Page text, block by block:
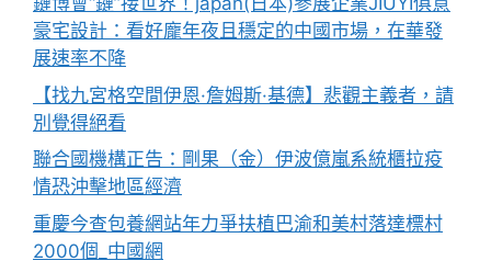
豪宅設計：看好龐年夜且穩定的中國市場，在華發
展速率不降
【找九宮格空間伊恩·詹姆斯·基德】悲觀主義者，請
別覺得絕看
聯合國機構正告：剛果（金）伊波億嵐系統櫃拉疫
情恐沖擊地區經濟
重慶今查包養網站年力爭扶植巴渝和美村落達標村
2000個_中國網